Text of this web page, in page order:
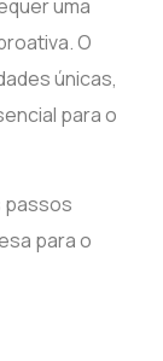
uma
O
únicas,
para o
passos
para o